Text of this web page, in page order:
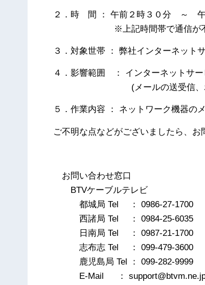
２．時 間 ： 午前２時３０分 ～ 午
※上記時間帯で通信が不安
３．対象世帯 ： 弊社インターネット
４．影響範囲 ： インターネットサー
(メールの送受信、ホーム
５．作業内容 ： ネットワーク機器の
ご不明な点などがございましたら、お
以
お問い合わせ窓口
BTVケーブルテレビ
都城局 Tel ： 0986-27-1700
西諸局 Tel ： 0984-25-6035
日南局 Tel ： 0987-21-1700
志布志 Tel ： 099-479-3600
鹿児島局 Tel ： 099-282-9999
E-Mail ：